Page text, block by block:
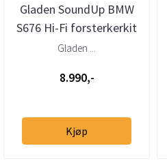
Gladen SoundUp BMW
S676 Hi-Fi forsterkerkit
Plug & Play oppgradering
Gladen ...
8.990,-
Kjøp